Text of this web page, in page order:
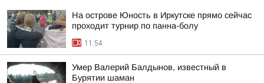
На острове Юность в Иркутске прямо сейчас
проходит турнир по панна-болу
11:54
Умер Валерий Балдынов, известный в
Бурятии шаман